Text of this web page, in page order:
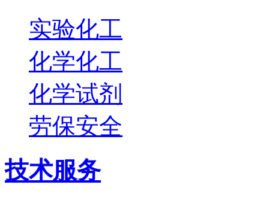
实验化工
化学化工
化学试剂
劳保安全
技术服务